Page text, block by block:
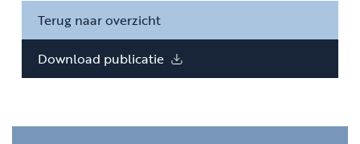
Terug naar overzicht
Download publicatie